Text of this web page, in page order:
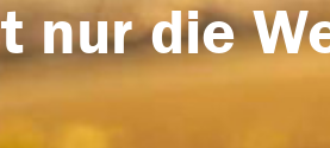
nur die